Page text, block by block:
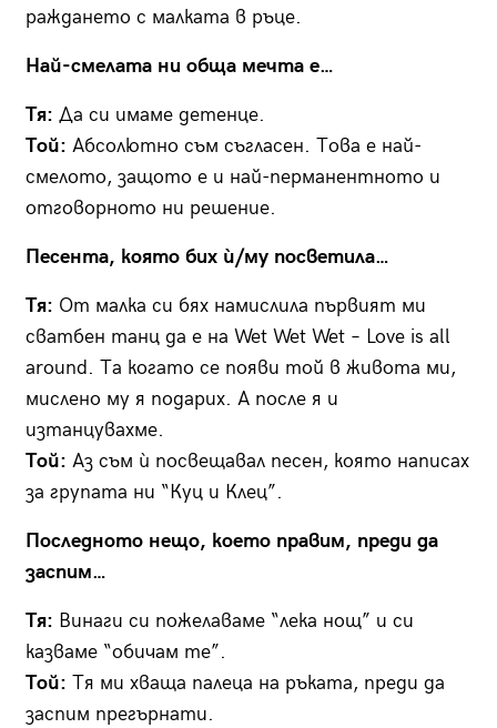
раждането с малката в ръце.
Най-смелата ни обща мечта е…
Тя: Да си имаме детенце.
Той: Абсолютно съм съгласен. Това е най-
смелото, защото е и най-перманентното и
отговорното ни решение.
Песента, която бих ѝ/му посветила…
Тя: От малка си бях намислила първият ми
сватбен танц да е на Wet Wet Wet – Love is all
around. Та когато се появи той в живота ми,
мислено му я подарих. А после я и
изтанцувахме.
Той: Аз съм ѝ посвещавал песен, която написах
за групата ни “Куц и Клец”.
Последното нещо, което правим, преди да
заспим…
Тя: Винаги си пожелаваме “лека нощ” и си
казваме “обичам те”.
Той: Тя ми хваща палеца на ръката, преди да
заспим прегърнати.